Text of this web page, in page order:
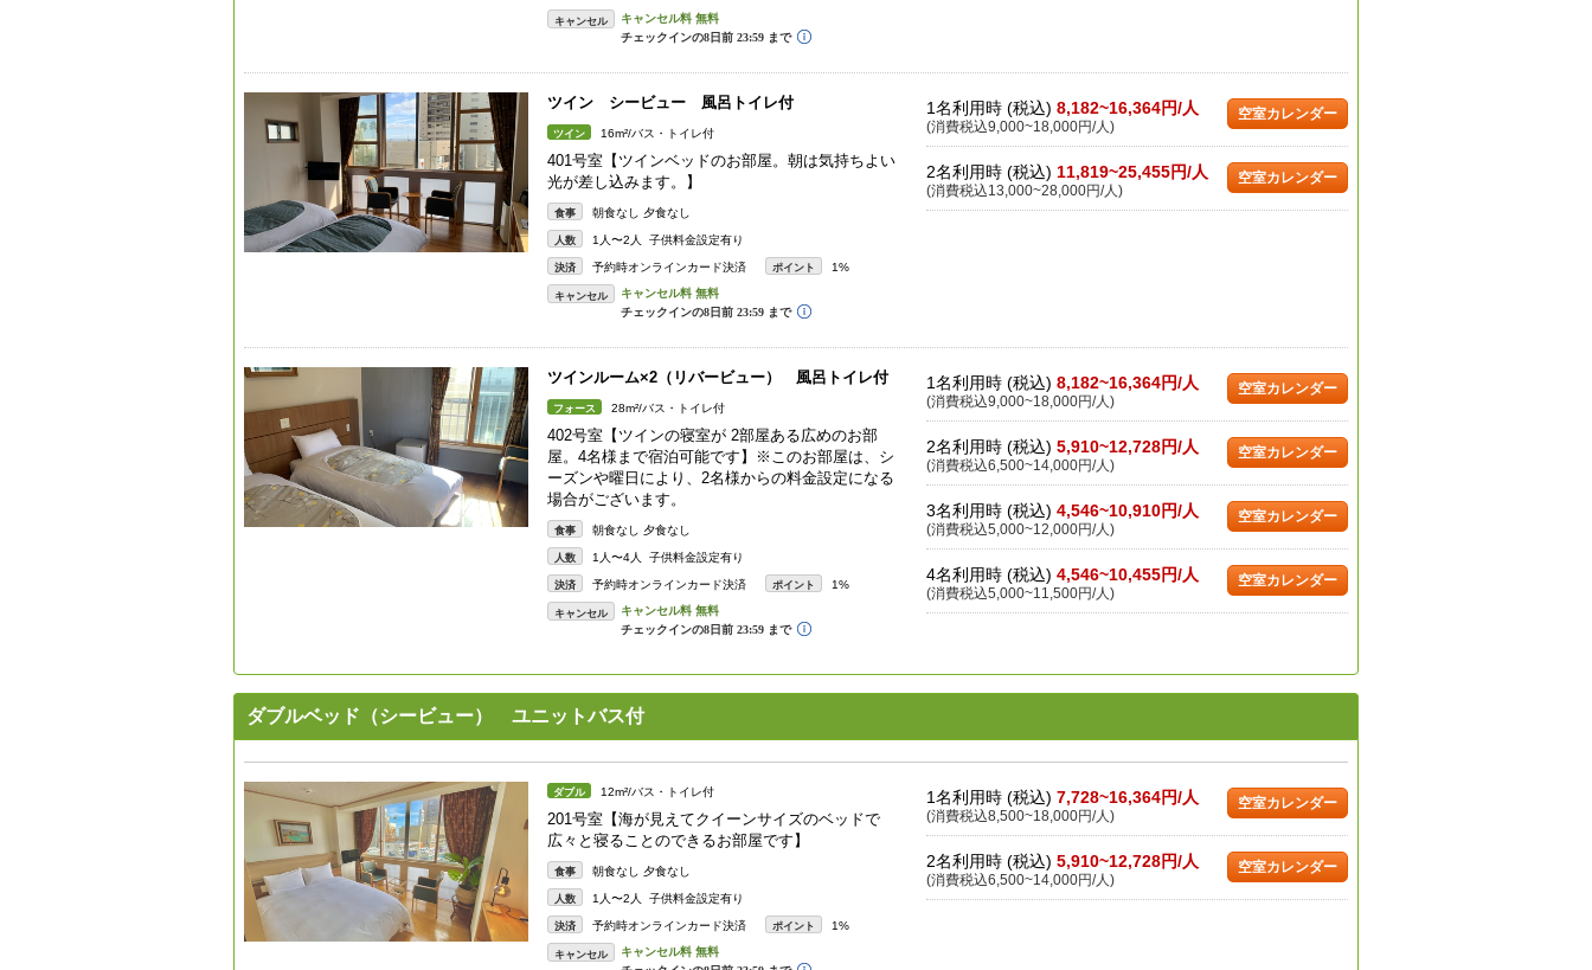
キャンセル
ツイン シービュー 風呂トイレ付
ツイン 16m²/バス・トイレ付
401号室【ツインベッドのお部屋。朝は気持ちよい
光が差し込みます。】
食事 朝食なし 夕食なし
人数 1人〜2人 子供料金設定有り
決済 予約時オンラインカード決済 ポイント 1%
キャンセル
1名利用時 (税込) 8,182~16,364円/人
(消費税込9,000~18,000円/人)
空室カレンダー
2名利用時 (税込) 11,819~25,455円/人
(消費税込13,000~28,000円/人)
空室カレンダー
ツインルーム×2（リバービュー） 風呂トイレ付
フォース 28m²/バス・トイレ付
402号室【ツインの寝室が 2部屋ある広めのお部
屋。4名様まで宿泊可能です】※このお部屋は、シ
ーズンや曜日により、2名様からの料金設定になる
場合がございます。
食事 朝食なし 夕食なし
人数 1人〜4人 子供料金設定有り
決済 予約時オンラインカード決済 ポイント 1%
キャンセル
1名利用時 (税込) 8,182~16,364円/人
(消費税込9,000~18,000円/人)
空室カレンダー
2名利用時 (税込) 5,910~12,728円/人
(消費税込6,500~14,000円/人)
空室カレンダー
3名利用時 (税込) 4,546~10,910円/人
(消費税込5,000~12,000円/人)
空室カレンダー
4名利用時 (税込) 4,546~10,455円/人
(消費税込5,000~11,500円/人)
空室カレンダー
ダブルベッド（シービュー） ユニットバス付
ダブル 12m²/バス・トイレ付
201号室【海が見えてクイーンサイズのベッドで
広々と寝ることのできるお部屋です】
食事 朝食なし 夕食なし
人数 1人〜2人 子供料金設定有り
決済 予約時オンラインカード決済 ポイント 1%
キャンセル
1名利用時 (税込) 7,728~16,364円/人
(消費税込8,500~18,000円/人)
空室カレンダー
2名利用時 (税込) 5,910~12,728円/人
(消費税込6,500~14,000円/人)
空室カレンダー